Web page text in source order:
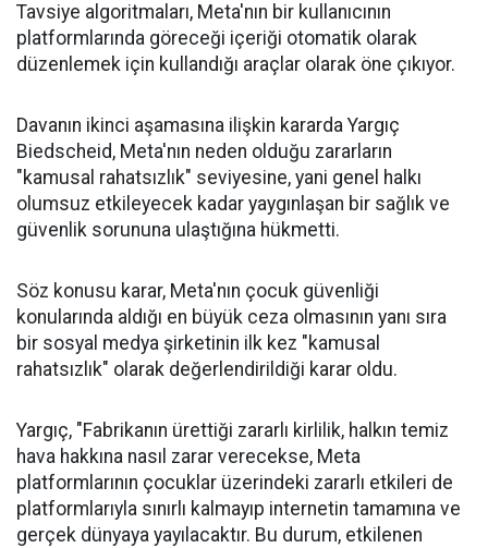
Tavsiye algoritmaları, Meta'nın bir kullanıcının
platformlarında göreceği içeriği otomatik olarak
düzenlemek için kullandığı araçlar olarak öne çıkıyor.
Davanın ikinci aşamasına ilişkin kararda Yargıç
Biedscheid, Meta'nın neden olduğu zararların
"kamusal rahatsızlık" seviyesine, yani genel halkı
olumsuz etkileyecek kadar yaygınlaşan bir sağlık ve
güvenlik sorununa ulaştığına hükmetti.
Söz konusu karar, Meta'nın çocuk güvenliği
konularında aldığı en büyük ceza olmasının yanı sıra
bir sosyal medya şirketinin ilk kez "kamusal
rahatsızlık" olarak değerlendirildiği karar oldu.
Yargıç, "Fabrikanın ürettiği zararlı kirlilik, halkın temiz
hava hakkına nasıl zarar verecekse, Meta
platformlarının çocuklar üzerindeki zararlı etkileri de
platformlarıyla sınırlı kalmayıp internetin tamamına ve
gerçek dünyaya yayılacaktır. Bu durum, etkilenen